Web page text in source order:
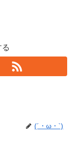
(´・ω・`)